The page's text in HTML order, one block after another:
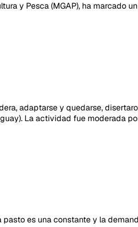
y Pesca (MGAP), ha marcado
adaptarse y quedarse,
La actividad fue moderada
es una constante y la